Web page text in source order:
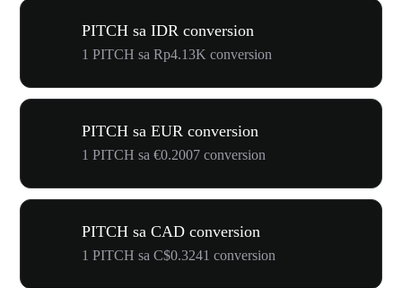
PITCH sa IDR conversion
1 PITCH sa Rp4.13K conversion
PITCH sa EUR conversion
1 PITCH sa €0.2007 conversion
PITCH sa CAD conversion
1 PITCH sa C$0.3241 conversion